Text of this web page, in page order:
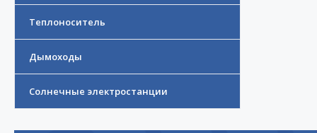
Теплоноситель
Дымоходы
Солнечные электростанции